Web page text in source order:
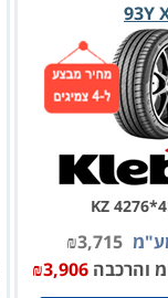
93Y
KZ 4276*4
₪3,715
והרכבה
₪3,906